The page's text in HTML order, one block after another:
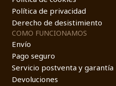
Política de privacidad
Derecho de desistimiento
COMO FUNCIONAMOS
Envío
Pago seguro
Servicio postventa y garantía
Devoluciones